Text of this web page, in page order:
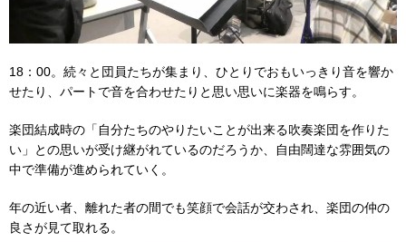
18：00。続々と団員たちが集まり、ひとりでおもいっきり音を響か
せたり、パートで音を合わせたりと思い思いに楽器を鳴らす。
楽団結成時の「自分たちのやりたいことが出来る吹奏楽団を作りた
い」との思いが受け継がれているのだろうか、自由闊達な雰囲気の
中で準備が進められていく。
年の近い者、離れた者の間でも笑顔で会話が交わされ、楽団の仲の
良さが見て取れる。